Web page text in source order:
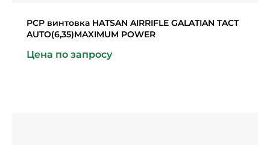
PCP винтовка HATSAN AIRRIFLE GALATIAN TACT
AUTO(6,35)MAXIMUM POWER
Цена по запросу